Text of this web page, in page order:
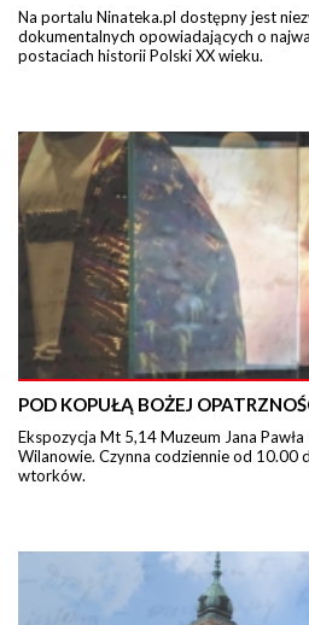
Na portalu Ninateka.pl dostępny jest
dokumentalnych opowiadających o
postaciach historii Polski XX wieku.
POD KOPUŁĄ BOŻEJ
Ekspozycja Mt 5,14 Muzeum Jana
Wilanowie. Czynna codziennie od 10.00
wtorków.